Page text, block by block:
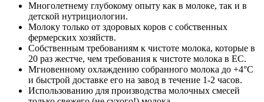
Многолетнему глубокому опыту как в молоке, так и в
детской нутрициологии.
Молоку только от здоровых коров с собственных
фермерских хозяйств.
Собственным требованиям к чистоте молока, которые в
20 раз жестче, чем требования к чистоте молока в ЕС.
Мгновенному охлаждению собранного молока до +4°C
и быстрой доставке его на завод в течение 1-2 часов.
Использованию для производства молочных смесей